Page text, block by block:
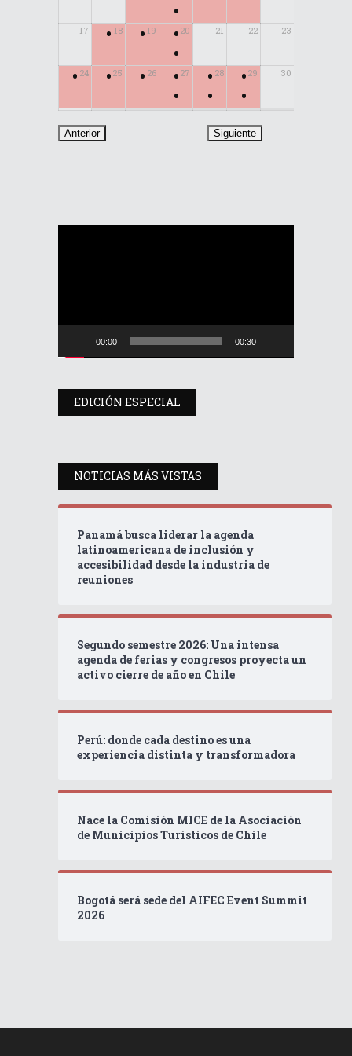
•
17 18
• 19
• 20
•
•
21 22 23
24
• 25
• 26
• 27
•
•
28
•
•
29
•
•
30
00:00 00:30
EDICIÓN ESPECIAL
NOTICIAS MÁS VISTAS
Panamá busca liderar la agenda
latinoamericana de inclusión y
accesibilidad desde la industria de
reuniones
Segundo semestre 2026: Una intensa
agenda de ferias y congresos proyecta un
activo cierre de año en Chile
Perú: donde cada destino es una
experiencia distinta y transformadora
Nace la Comisión MICE de la Asociación
de Municipios Turísticos de Chile
Bogotá será sede del AIFEC Event Summit
2026